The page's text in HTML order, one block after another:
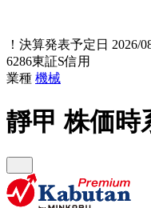
！ 決算発表予定日 2026/
6286東証S信用
業種 機械
靜甲株価時